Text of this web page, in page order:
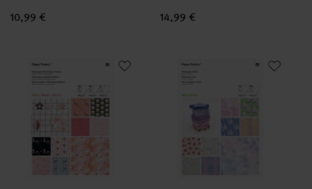
10,99 € 14,99 €
Paper Poetry Motivpapierblock Sakura Sakura 23 Blatt
Paper Poetry